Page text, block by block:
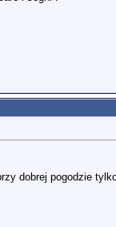
dobrej pogodzie